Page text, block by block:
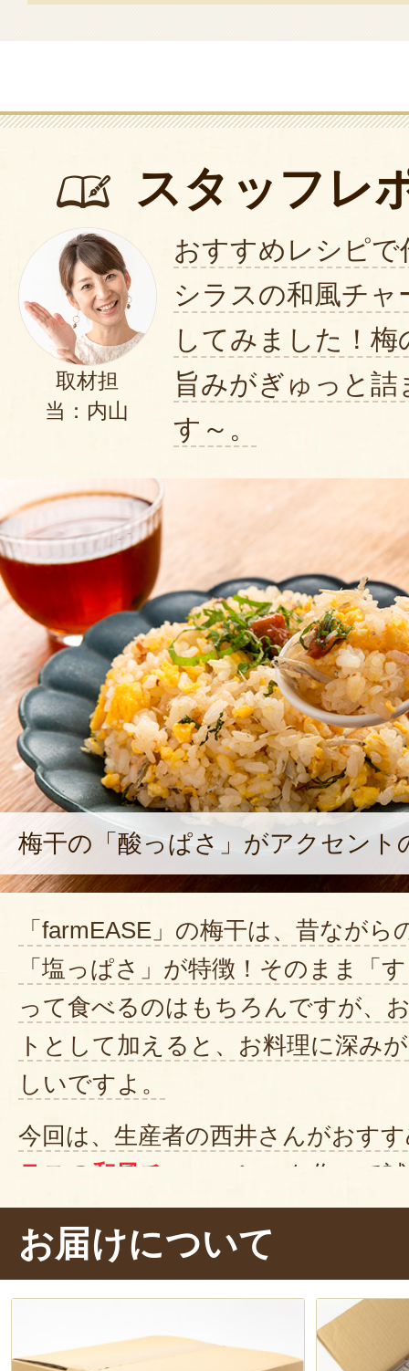
スタッフレ
取材担
当：内山
おすすめレシピで
シラスの和風チャ
してみました！
旨みがぎゅっと
す～。
梅干の「酸っぱさ」がアクセント
「farmEASE」の梅干は、昔ながら
「塩っぱさ」が特徴！そのまま「
って食べるのはもちろんですが、
トとして加えると、お料理に深み
しいですよ。
今回は、生産者の西井さんがおす
ラスの和風チャーハン」
を作って
にしっかりと味がついているため
とんど入れていません。しかし！！
深みのある美味しさになっている
お届けについて